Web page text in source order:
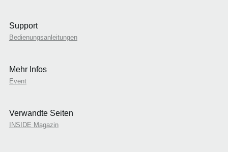
Support
Bedienungsanleitungen
Mehr Infos
Event
Verwandte Seiten
INSIDE Magazin